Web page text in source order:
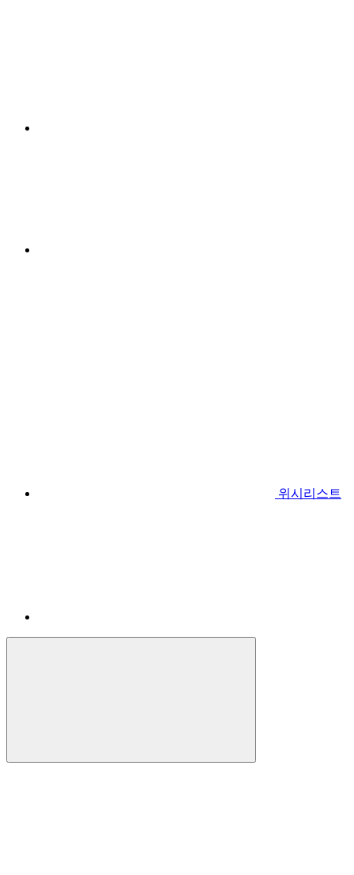
위시리스트